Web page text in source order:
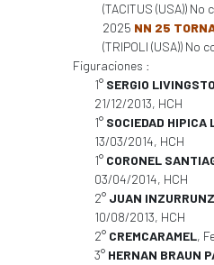
(TACITUS (USA)) No
2025 NN 25
(TRIPOLI (USA)) No
Figuraciones :
1° SERGIO
21/12/2013, HCH
1° SOCIEDAD HIPICA
13/03/2014, HCH
1° CORONEL
03/04/2014, HCH
2° JUAN
10/08/2013, HCH
2° CREMCARAMEL,
3° HERNAN BRAUN